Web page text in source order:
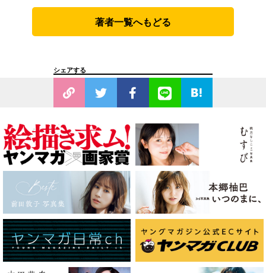
著者一覧へもどる
シェアする